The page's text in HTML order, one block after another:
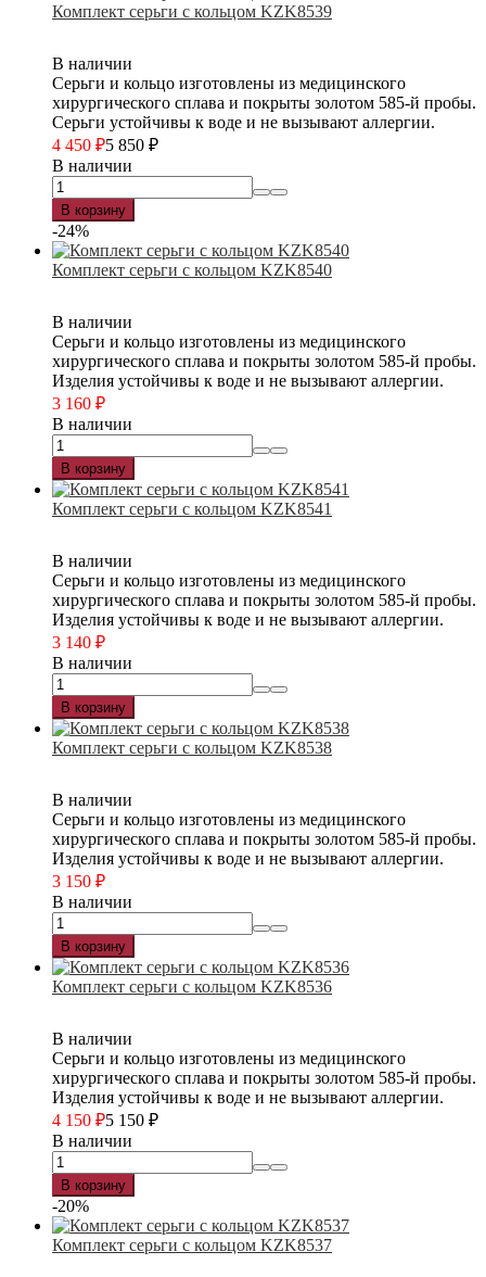
Комплект серьги с кольцом KZK8539
В наличии
Серьги и кольцо изготовлены из медицинского
хирургического сплава и покрыты золотом 585-й пробы.
Серьги устойчивы к воде и не вызывают аллергии.
4 450 ₽5 850 ₽
В наличии
В корзину
-24%
Комплект серьги с кольцом KZK8540
В наличии
Серьги и кольцо изготовлены из медицинского
хирургического сплава и покрыты золотом 585-й пробы.
Изделия устойчивы к воде и не вызывают аллергии.
3 160 ₽
В наличии
В корзину
Комплект серьги с кольцом KZK8541
В наличии
Серьги и кольцо изготовлены из медицинского
хирургического сплава и покрыты золотом 585-й пробы.
Изделия устойчивы к воде и не вызывают аллергии.
3 140 ₽
В наличии
В корзину
Комплект серьги с кольцом KZK8538
В наличии
Серьги и кольцо изготовлены из медицинского
хирургического сплава и покрыты золотом 585-й пробы.
Изделия устойчивы к воде и не вызывают аллергии.
3 150 ₽
В наличии
В корзину
Комплект серьги с кольцом KZK8536
В наличии
Серьги и кольцо изготовлены из медицинского
хирургического сплава и покрыты золотом 585-й пробы.
Изделия устойчивы к воде и не вызывают аллергии.
4 150 ₽5 150 ₽
В наличии
В корзину
-20%
Комплект серьги с кольцом KZK8537